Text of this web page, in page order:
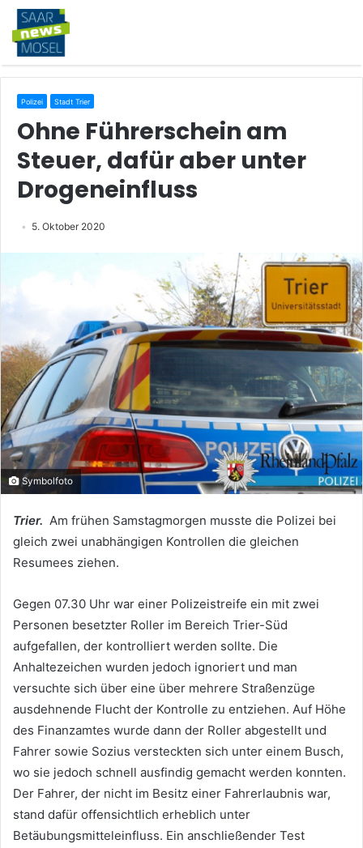
Polizei Stadt Trier
Ohne Führerschein am
Steuer, dafür aber unter
Drogeneinfluss
5. Oktober 2020
Symbolfoto
Trier. Am frühen Samstagmorgen musste die Polizei bei
gleich zwei unabhängigen Kontrollen die gleichen
Resumees ziehen.
Gegen 07.30 Uhr war einer Polizeistreife ein mit zwei
Personen besetzter Roller im Bereich Trier-Süd
aufgefallen, der kontrolliert werden sollte. Die
Anhaltezeichen wurden jedoch ignoriert und man
versuchte sich über eine über mehrere Straßenzüge
ausdehnende Flucht der Kontrolle zu entziehen. Auf Höhe
des Finanzamtes wurde dann der Roller abgestellt und
Fahrer sowie Sozius versteckten sich unter einem Busch,
wo sie jedoch schnell ausfindig gemacht werden konnten.
Der Fahrer, der nicht im Besitz einer Fahrerlaubnis war,
stand dafür offensichtlich erheblich unter
Betäubungsmitteleinfluss. Ein anschließender Test